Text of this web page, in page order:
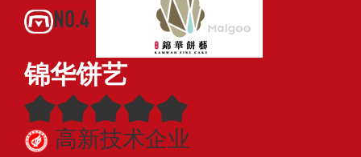
NO.4
锦华饼艺
高新技术企业